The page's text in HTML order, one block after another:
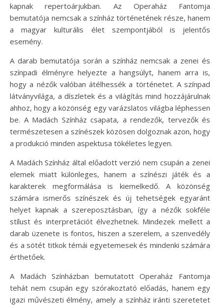
kapnak repertoárjukban. Az Operaház Fantomja
bemutatója nemcsak a színház történetének része, hanem
a magyar kulturális élet szempontjából is jelentős
esemény.
A darab bemutatója során a színház nemcsak a zenei és
színpadi élményre helyezte a hangsúlyt, hanem arra is,
hogy a nézők valóban átélhessék a történetet. A színpad
látványvilága, a díszletek és a világítás mind hozzájárulnak
ahhoz, hogy a közönség egy varázslatos világba léphessen
be. A Madách Színház csapata, a rendezők, tervezők és
természetesen a színészek közösen dolgoznak azon, hogy
a produkció minden aspektusa tökéletes legyen.
A Madách Színház által előadott verzió nem csupán a zenei
elemek miatt különleges, hanem a színészi játék és a
karakterek megformálása is kiemelkedő. A közönség
számára ismerős színészek és új tehetségek egyaránt
helyet kapnak a szereposztásban, így a nézők sokféle
stílust és interpretációt élvezhetnek. Mindezek mellett a
darab üzenete is fontos, hiszen a szerelem, a szenvedély
és a sötét titkok témái egyetemesek és mindenki számára
érthetőek.
A Madách Színházban bemutatott Operaház Fantomja
tehát nem csupán egy szórakoztató előadás, hanem egy
igazi művészeti élmény, amely a színház iránti szeretetet